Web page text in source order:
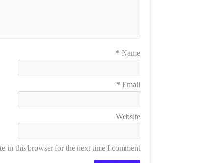
Name
*
Email
*
Website
in this browser for the next time I comment.